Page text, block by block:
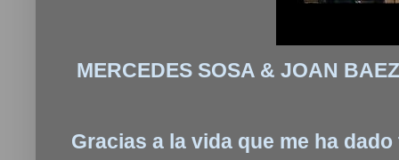
MERCEDES SOSA & JOAN
Gracias a la vida que me ha